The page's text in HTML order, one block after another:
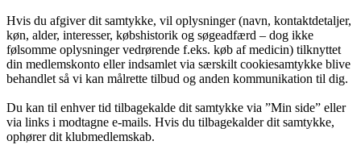
Hvis du afgiver dit samtykke, vil oplysninger (navn, kontaktdetaljer,
køn, alder, interesser, købshistorik og søgeadfærd – dog ikke
følsomme oplysninger vedrørende f.eks. køb af medicin) tilknyttet
din medlemskonto eller indsamlet via særskilt cookiesamtykke blive
behandlet så vi kan målrette tilbud og anden kommunikation til dig.
Du kan til enhver tid tilbagekalde dit samtykke via ”Min side” eller
via links i modtagne e-mails. Hvis du tilbagekalder dit samtykke,
ophører dit klubmedlemskab.